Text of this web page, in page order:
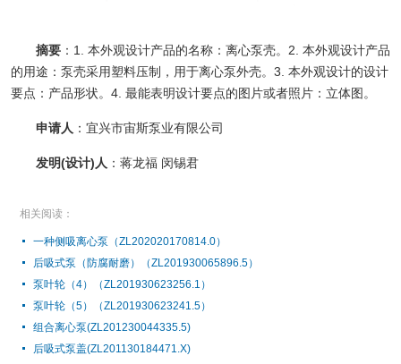
摘要 ：1. 本外观设计产品的名称：离心泵壳。2. 本外观设计产品
的用途：泵壳采用塑料压制，用于离心泵外壳。3. 本外观设计的设计
要点：产品形状。4. 最能表明设计要点的图片或者照片：立体图。
申请人 ：宜兴市宙斯泵业有限公司
发明(设计)人 ：蒋龙福 闵锡君
相关阅读：
一种侧吸离心泵（ZL202020170814.0）
后吸式泵（防腐耐磨）（ZL201930065896.5）
泵叶轮（4）（ZL201930623256.1）
泵叶轮（5）（ZL201930623241.5）
组合离心泵(ZL201230044335.5)
后吸式泵盖(ZL201130184471.X)